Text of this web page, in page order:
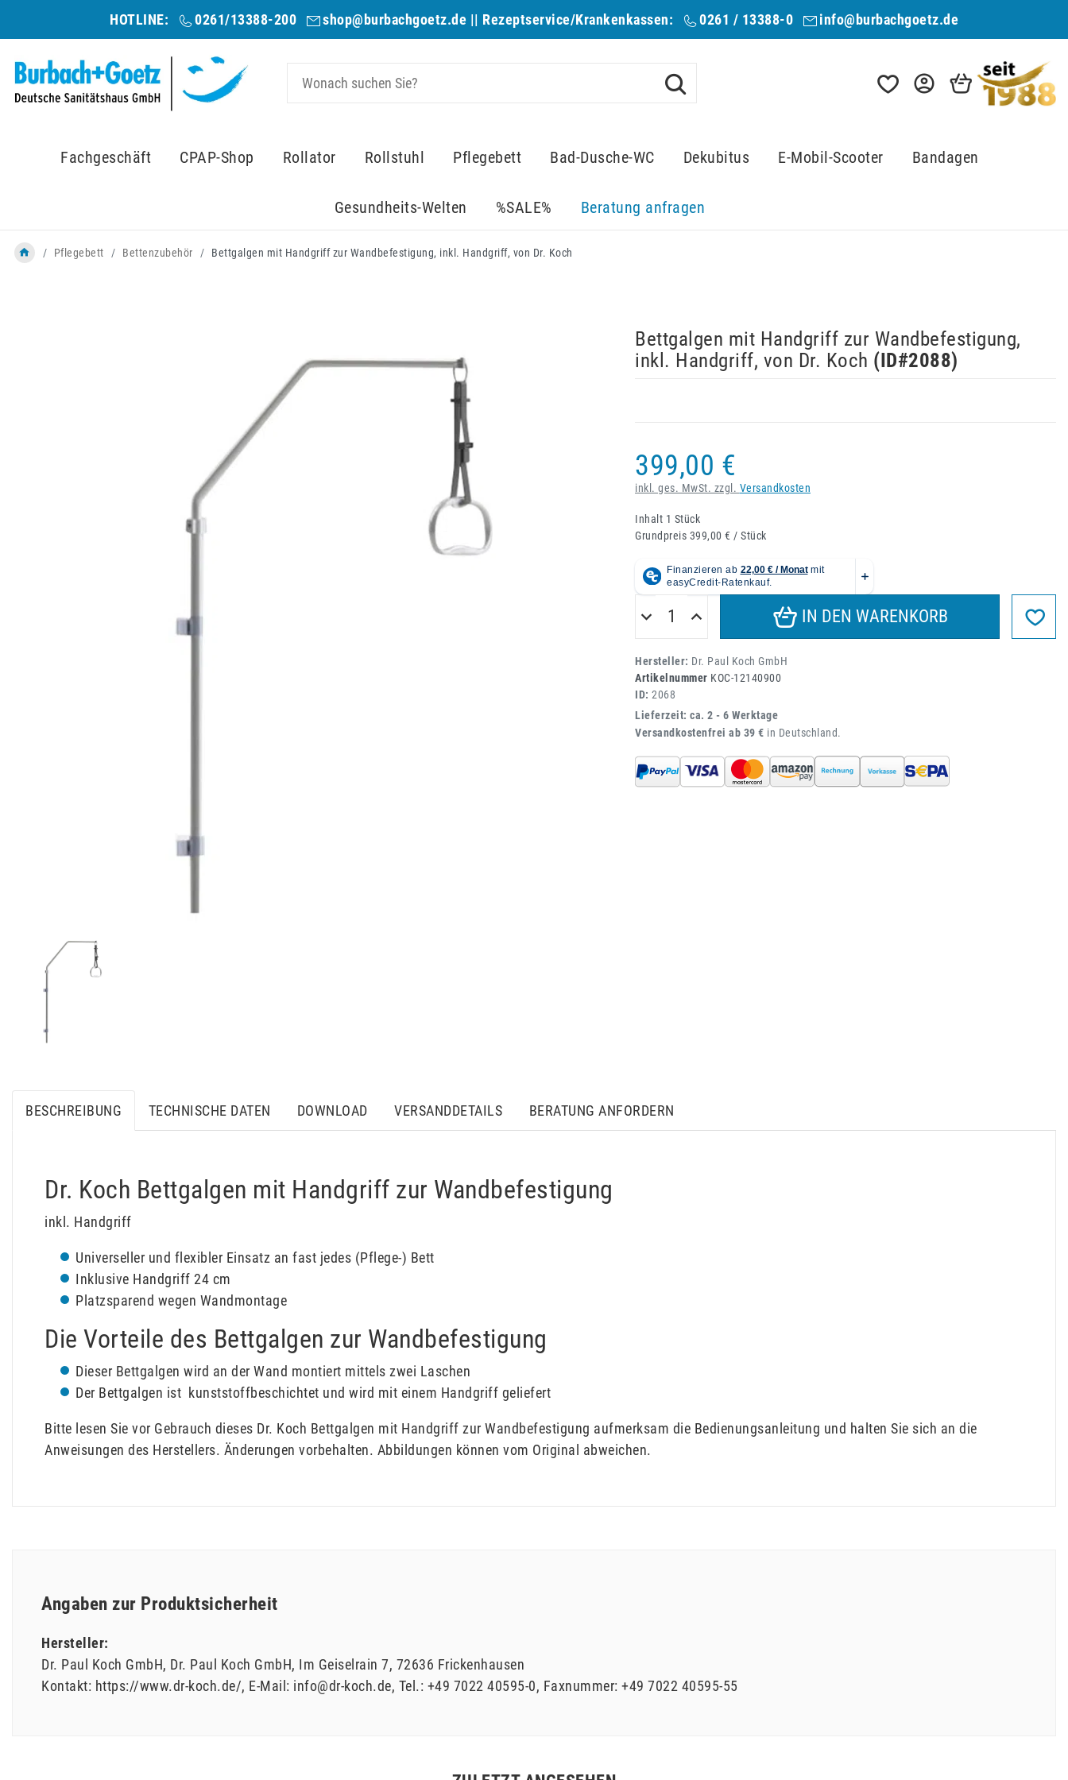
HOTLINE: 0261/13388-200 shop@burbachgoetz.de || Rezeptservice/Krankenkassen: 0261 / 13388-0 info@burbachgoetz.de
Fachgeschäft CPAP-Shop Rollator Rollstuhl Pflegebett Bad-Dusche-WC Dekubitus E-Mobil-Scooter Bandagen
Gesundheits-Welten %SALE% Beratung anfragen
Pflegebett Bettenzubehör Bettgalgen mit Handgriff zur Wandbefestigung, inkl. Handgriff, von Dr. Koch
Bettgalgen mit Handgriff zur Wandbefestigung,
inkl. Handgriff, von Dr. Koch (ID#2088)
399,00 €
inkl. ges. MwSt. zzgl. Versandkosten
Inhalt 1 Stück
Grundpreis 399,00 € / Stück
IN DEN WARENKORB
Hersteller: Dr. Paul Koch GmbH
Artikelnummer KOC-12140900
ID: 2068
Lieferzeit: ca. 2 - 6 Werktage
Versandkostenfrei ab 39 € in Deutschland.
BESCHREIBUNG TECHNISCHE DATEN DOWNLOAD VERSANDDETAILS BERATUNG ANFORDERN
Dr. Koch Bettgalgen mit Handgriff zur Wandbefestigung
inkl. Handgriff
Universeller und flexibler Einsatz an fast jedes (Pflege-) Bett
Inklusive Handgriff 24 cm
Platzsparend wegen Wandmontage
Die Vorteile des Bettgalgen zur Wandbefestigung
Dieser Bettgalgen wird an der Wand montiert mittels zwei Laschen
Der Bettgalgen ist kunststoffbeschichtet und wird mit einem Handgriff geliefert
Bitte lesen Sie vor Gebrauch dieses Dr. Koch Bettgalgen mit Handgriff zur Wandbefestigung aufmerksam die Bedienungsanleitung und halten Sie sich an die
Anweisungen des Herstellers. Änderungen vorbehalten. Abbildungen können vom Original abweichen.
Angaben zur Produktsicherheit
Hersteller:
Dr. Paul Koch GmbH Dr. Paul Koch GmbH Im Geiselrain 7 72636 Frickenhausen
Kontakt: https://www.dr-koch.de/ E-Mail: info@dr-koch.de Tel.: +49 7022 40595-0 Faxnummer: +49 7022 40595-55